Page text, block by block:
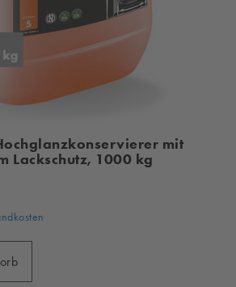
mit
Lackschutz, 1000 kg